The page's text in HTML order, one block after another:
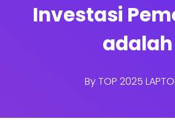
Investasi
adalah
ByTOP 2025